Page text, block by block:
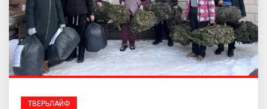
ТВЕРЬЛАЙФ